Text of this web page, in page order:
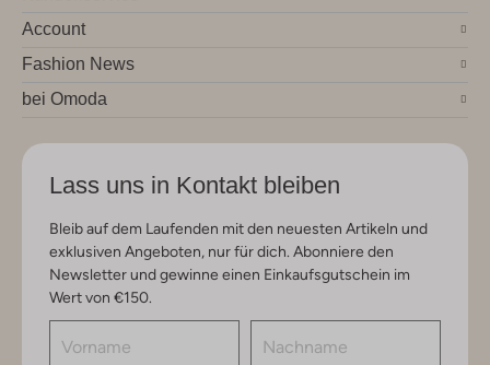
Account
Fashion News
bei Omoda
Lass uns in Kontakt bleiben
Bleib auf dem Laufenden mit den neuesten Artikeln und
exklusiven Angeboten, nur für dich. Abonniere den
Newsletter und gewinne einen Einkaufsgutschein im
Wert von €150.